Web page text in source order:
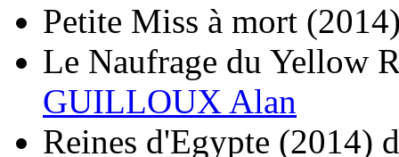
Petite Miss à mort
Le Naufrage du Yellow
GUILLOUX Alan
Reines d'Egypte (2014)